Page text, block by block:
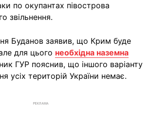
по окупантах півострова
звільнення.
Буданов заявив, що Крим буде
для цього необхідна наземна
ГУР пояснив, що іншого варіанту
усіх територій України немає.
РЕКЛАМА